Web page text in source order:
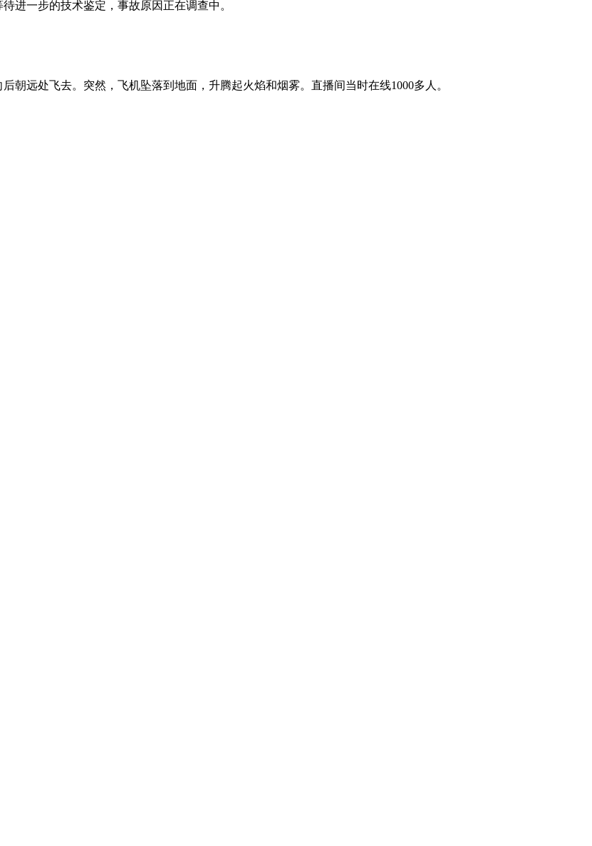
进一步的技术鉴定，事故原因正在调查中。
朝远处飞去。突然，飞机坠落到地面，升腾起火焰和烟雾。直播间当时在线1000多人。